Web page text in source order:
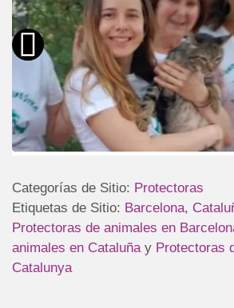
Categorías de Sitio: Protectoras
Etiquetas de Sitio: Barcelona,
Protectoras de animales en
animales en Cataluña y Protectoras
Catalunya